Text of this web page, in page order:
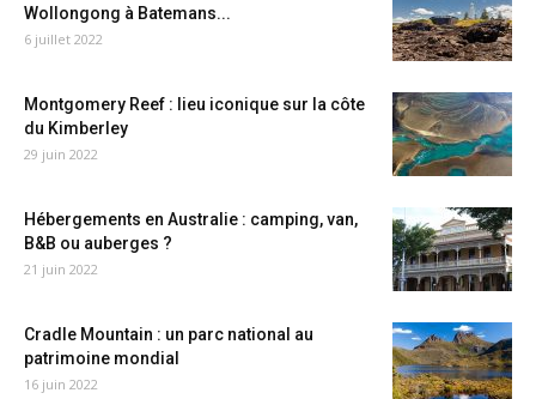
Wollongong à Batemans...
6 juillet 2022
Montgomery Reef : lieu iconique sur la côte
du Kimberley
29 juin 2022
Hébergements en Australie : camping, van,
B&B ou auberges ?
21 juin 2022
Cradle Mountain : un parc national au
patrimoine mondial
16 juin 2022